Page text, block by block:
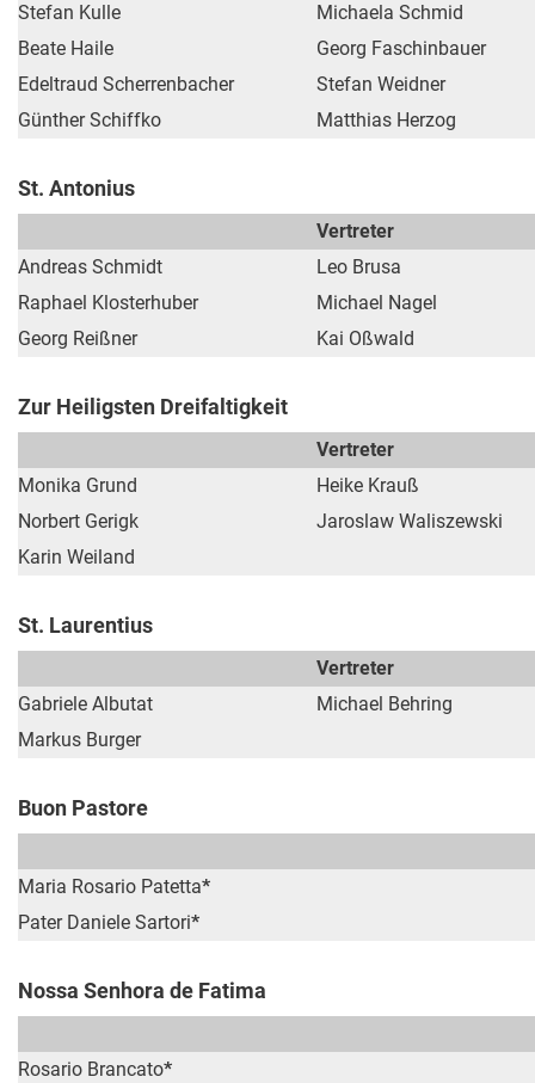
Stefan Kulle
Michaela
Beate Haile
Georg Faschinbauer
Edeltraud Scherrenbacher
Stefan Weidner
Günther Schiffko
Matthias Herzog
St. Antonius
Vertreter
Andreas Schmidt
Leo Brusa
Raphael Klosterhuber
Michael Nagel
Georg Reißner
Kai Oßwald
Zur Heiligsten Dreifaltigkeit
Vertreter
Monika Grund
Heike Krauß
Norbert Gerigk
Jaroslaw Waliszewski
Karin Weiland
St. Laurentius
Vertreter
Gabriele Albutat
Michael Behring
Markus Burger
Buon Pastore
Maria Rosario Patetta*
Pater Daniele Sartori*
Nossa Senhora de Fatima
Rosario Brancato*